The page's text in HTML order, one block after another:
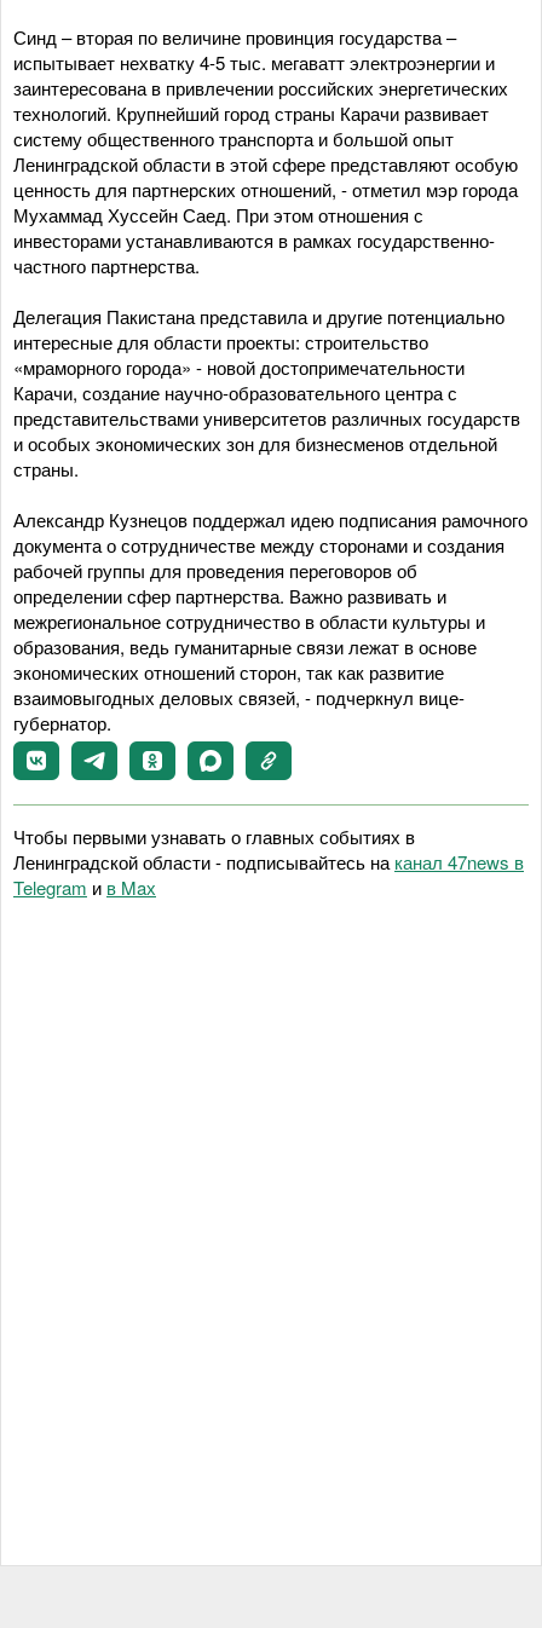
Синд – вторая по величине провинция государства –
испытывает нехватку 4-5 тыс. мегаватт электроэнергии и
заинтересована в привлечении российских энергетических
технологий. Крупнейший город страны Карачи развивает
систему общественного транспорта и большой опыт
Ленинградской области в этой сфере представляют особую
ценность для партнерских отношений, - отметил мэр города
Мухаммад Хуссейн Саед. При этом отношения с
инвесторами устанавливаются в рамках государственно-
частного партнерства.
Делегация Пакистана представила и другие потенциально
интересные для области проекты: строительство
«мраморного города» - новой достопримечательности
Карачи, создание научно-образовательного центра с
представительствами университетов различных государств
и особых экономических зон для бизнесменов отдельной
страны.
Александр Кузнецов поддержал идею подписания рамочного
документа о сотрудничестве между сторонами и создания
рабочей группы для проведения переговоров об
определении сфер партнерства. Важно развивать и
межрегиональное сотрудничество в области культуры и
образования, ведь гуманитарные связи лежат в основе
экономических отношений сторон, так как развитие
взаимовыгодных деловых связей, - подчеркнул вице-
губернатор.
Чтобы первыми узнавать о главных событиях в
Ленинградской области - подписывайтесь на канал 47news в
Telegram и в Maх